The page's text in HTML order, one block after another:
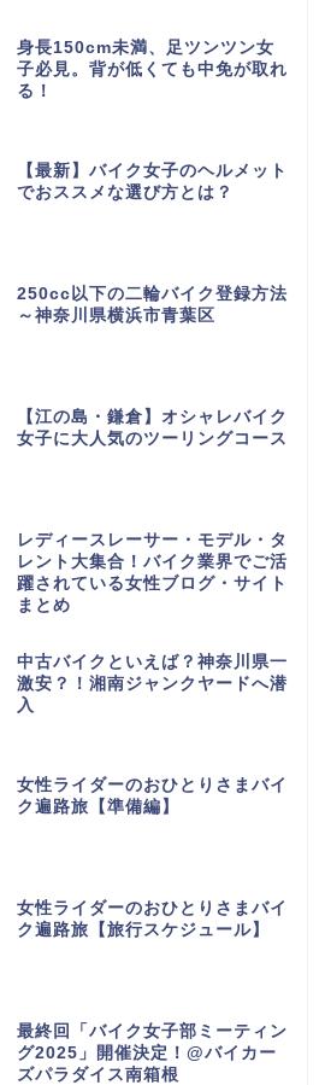
身長150cm未満、足ツンツン女
子必見。背が低くても中免が取れ
る！
【最新】バイク女子のヘルメット
でおススメな選び方とは？
250cc以下の二輪バイク登録方法
～神奈川県横浜市青葉区
【江の島・鎌倉】オシャレバイク
女子に大人気のツーリングコース
レディースレーサー・モデル・タ
レント大集合！バイク業界でご活
躍されている女性ブログ・サイト
まとめ
中古バイクといえば？神奈川県一
激安？！湘南ジャンクヤードへ潜
入
女性ライダーのおひとりさまバイ
ク遍路旅【準備編】
女性ライダーのおひとりさまバイ
ク遍路旅【旅行スケジュール】
最終回「バイク女子部ミーティン
グ2025」開催決定！@バイカー
ズパラダイス南箱根